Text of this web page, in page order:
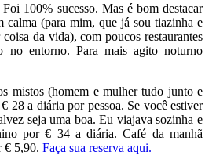
100% sucesso. Mas é bom destacar
calma (para mim, que já sou tiazinha e
da vida), com poucos restaurantes
no entorno. Para mais agito noturno
mistos (homem e mulher tudo junto e
28 a diária por pessoa. Se você estiver
seja uma boa. Eu viajava sozinha e
por € 34 a diária. Café da manhã
€ 5,90. Faça sua reserva aqui.